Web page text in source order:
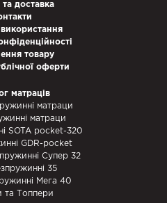
доставка
товару
оферти
матраців
матраци
матраци
SOTA pocket-320
GDR-pocket
Супер 32
35
Мега 40
та Топпери